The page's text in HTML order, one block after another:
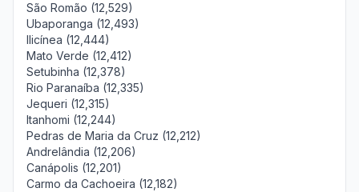
São Romão (12,529)
Ubaporanga (12,493)
Ilicínea (12,444)
Mato Verde (12,412)
Setubinha (12,378)
Rio Paranaíba (12,335)
Jequeri (12,315)
Itanhomi (12,244)
Pedras de Maria da Cruz (12,212)
Andrelândia (12,206)
Canápolis (12,201)
Carmo da Cachoeira (12,182)